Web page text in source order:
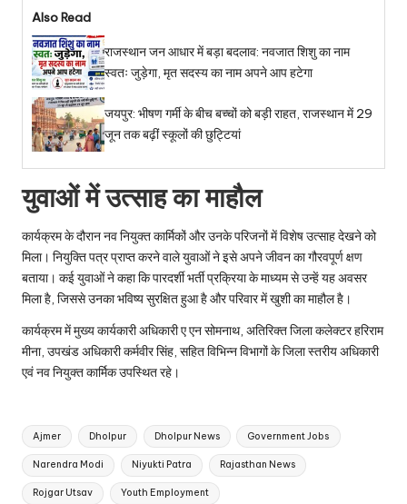
Also Read
राजस्थान जन आधार में बड़ा बदलाव: नवजात शिशु का नाम
स्वतः जुड़ेगा, मृत सदस्य का नाम अपने आप हटेगा
जयपुर: भीषण गर्मी के बीच बच्चों को बड़ी राहत, राजस्थान में 29
जून तक बढ़ीं स्कूलों की छुट्टियां
युवाओं में उत्साह का माहौल
कार्यक्रम के दौरान नव नियुक्त कार्मिकों और उनके परिजनों में विशेष उत्साह देखने को
मिला। नियुक्ति पत्र प्राप्त करने वाले युवाओं ने इसे अपने जीवन का गौरवपूर्ण क्षण
बताया। कई युवाओं ने कहा कि पारदर्शी भर्ती प्रक्रिया के माध्यम से उन्हें यह अवसर
मिला है, जिससे उनका भविष्य सुरक्षित हुआ है और परिवार में खुशी का माहौल है।
कार्यक्रम में मुख्य कार्यकारी अधिकारी ए एन सोमनाथ, अतिरिक्त जिला कलेक्टर हरिराम
मीना, उपखंड अधिकारी कर्मवीर सिंह, सहित विभिन्न विभागों के जिला स्तरीय अधिकारी
एवं नव नियुक्त कार्मिक उपस्थित रहे।
Tags:
Ajmer Dholpur Dholpur News Government Jobs
Narendra Modi Niyukti Patra Rajasthan News
Rojgar Utsav Youth Employment